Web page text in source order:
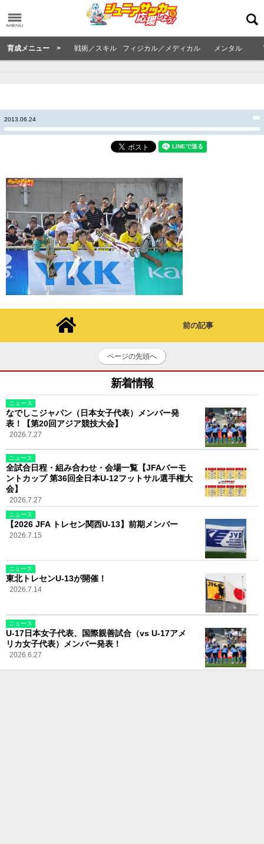
育成メニュー > 戦術／スキル フィジカル／メディカル メンタル
2013.06.24
前の記事
ページの先頭へ
新着情報
ニュース
なでしこジャパン（日本女子代表）メンバー発
表！【第20回アジア競技大会】
2026.7.27
ニュース
全試合日程・組み合わせ・会場一覧【JFAバーモ
ントカップ 第36回全日本U-12フットサル選手権大
会】
2026.7.27
ニュース
【2026 JFA トレセン関西U-13】前期メンバー
2026.7.15
ニュース
東北トレセンU-13が開催！
2026.7.14
ニュース
U-17日本女子代表、国際親善試合（vs U-17アメ
リカ女子代表）メンバー発表！
2026.6.27